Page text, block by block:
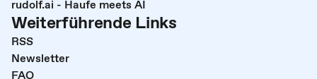
rudolf.ai - Haufe meets AI
Weiterführende Links
RSS
Newsletter
FAQ